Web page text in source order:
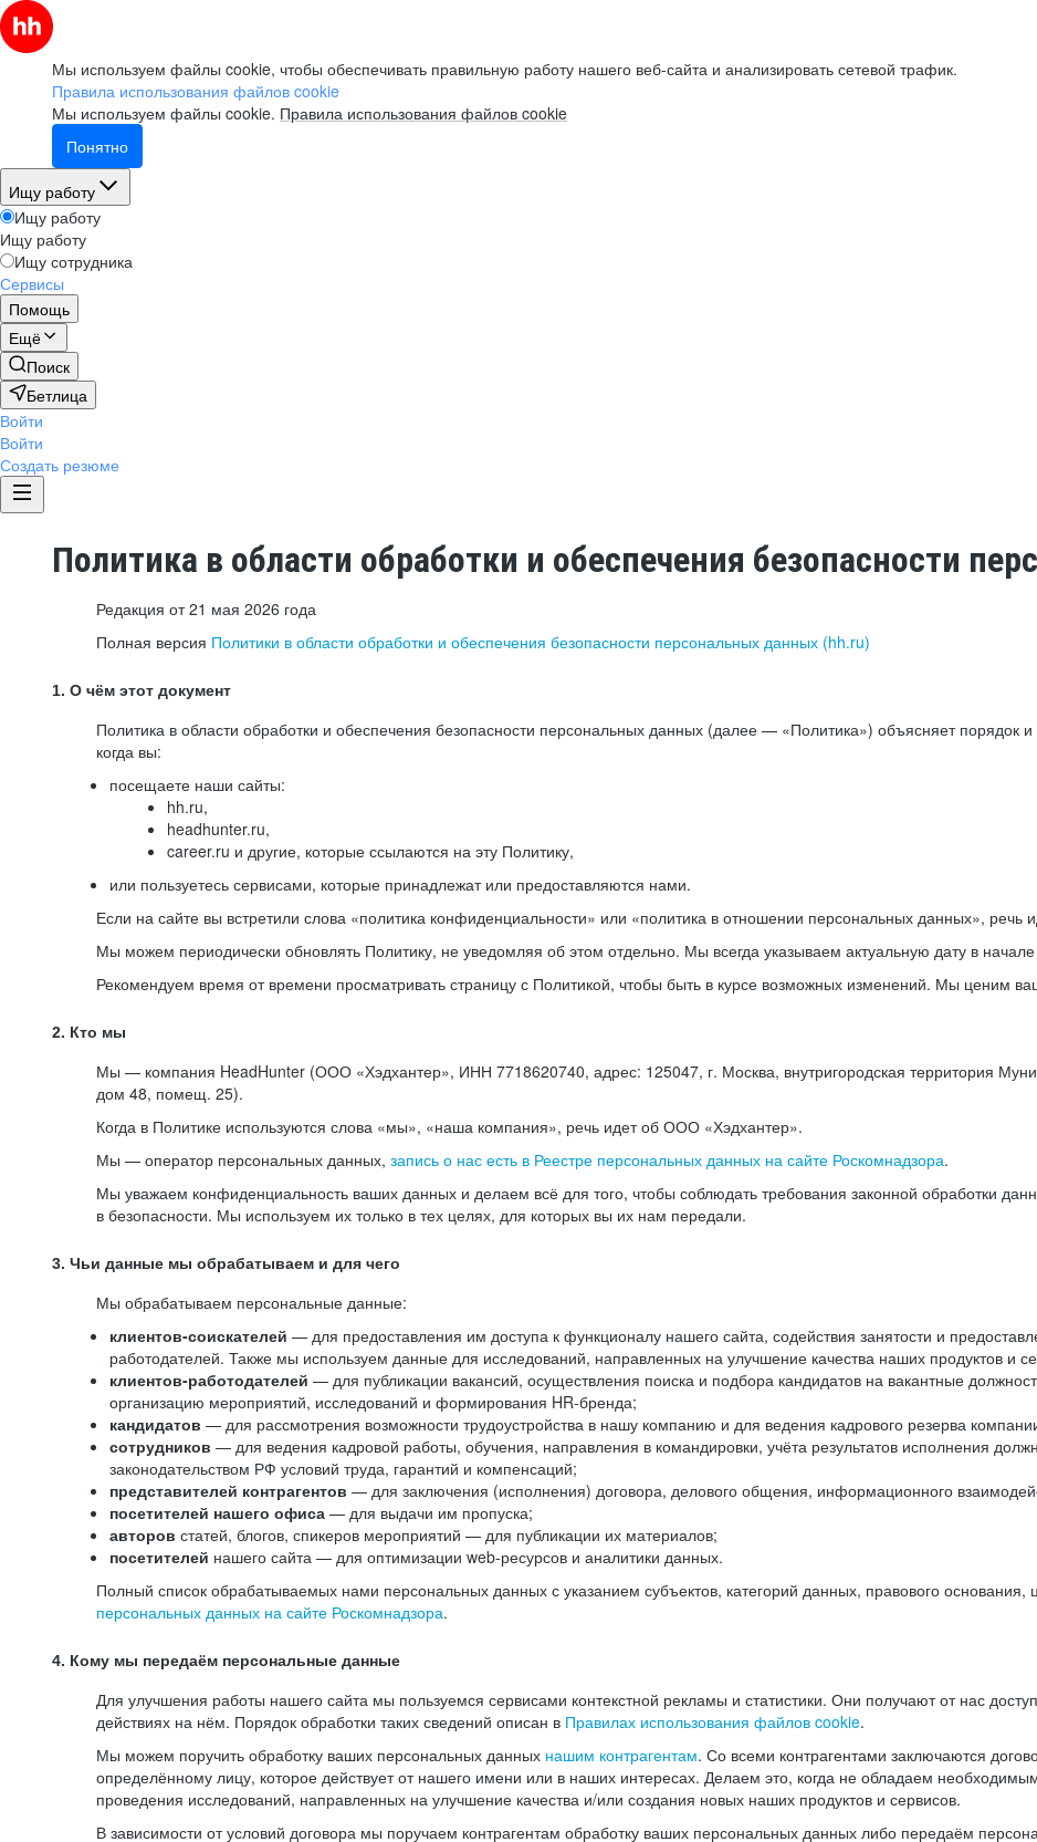
Мы используем файлы cookie, чтобы обеспечивать правильную работу нашего веб-сайта и анализировать сетевой трафик.
Правила использования файлов cookie
Мы используем файлы cookie. Правила использования файлов cookie
Понятно
Ищу работу
Ищу работу
Ищу работу
Ищу сотрудника
Сервисы
Помощь
Ещё
Поиск
Бетлица
Войти
Войти
Создать резюме
Политика в области обработки и обеспечения безопасности
Редакция от 21 мая 2026 года
Полная версия Политики в области обработки и обеспечения безопасности персональных данных (hh.ru)
1. О чём этот документ
Политика в области обработки и обеспечения безопасности персональных данных (далее — «Политика») объясняет порядок
когда вы:
посещаете наши сайты:
hh.ru,
headhunter.ru,
career.ru и другие, которые ссылаются на эту Политику,
или пользуетесь сервисами, которые принадлежат или предоставляются нами.
Если на сайте вы встретили слова «политика конфиденциальности» или «политика в отношении персональных данных», речь
Мы можем периодически обновлять Политику, не уведомляя об этом отдельно. Мы всегда указываем актуальную дату в
Рекомендуем время от времени просматривать страницу с Политикой, чтобы быть в курсе возможных изменений. Мы ценим
2. Кто мы
Мы — компания HeadHunter (ООО «Хэдхантер», ИНН 7718620740, адрес: 125047, г. Москва, внутригородская территория
дом 48, помещ. 25).
Когда в Политике используются слова «мы», «наша компания», речь идет об ООО «Хэдхантер».
Мы — оператор персональных данных, запись о нас есть в Реестре персональных данных на сайте Роскомнадзора.
Мы уважаем конфиденциальность ваших данных и делаем всё для того, чтобы соблюдать требования законной обработки
в безопасности. Мы используем их только в тех целях, для которых вы их нам передали.
3. Чьи данные мы обрабатываем и для чего
Мы обрабатываем персональные данные:
клиентов-соискателей — для предоставления им доступа к функционалу нашего сайта, содействия занятости и
работодателей. Также мы используем данные для исследований, направленных на улучшение качества наших продуктов и
клиентов-работодателей — для публикации вакансий, осуществления поиска и подбора кандидатов на вакантные
организацию мероприятий, исследований и формирования HR-бренда;
кандидатов — для рассмотрения возможности трудоустройства в нашу компанию и для ведения кадрового резерва
сотрудников — для ведения кадровой работы, обучения, направления в командировки, учёта результатов исполнения
законодательством РФ условий труда, гарантий и компенсаций;
представителей контрагентов — для заключения (исполнения) договора, делового общения, информационного
посетителей нашего офиса — для выдачи им пропуска;
авторов статей, блогов, спикеров мероприятий — для публикации их материалов;
посетителей нашего сайта — для оптимизации web-ресурсов и аналитики данных.
Полный список обрабатываемых нами персональных данных с указанием субъектов, категорий данных, правового
персональных данных на сайте Роскомнадзора.
4. Кому мы передаём персональные данные
Для улучшения работы нашего сайта мы пользуемся сервисами контекстной рекламы и статистики. Они получают от нас
действиях на нём. Порядок обработки таких сведений описан в Правилах использования файлов cookie.
Мы можем поручить обработку ваших персональных данных нашим контрагентам. Со всеми контрагентами заключаются
определённому лицу, которое действует от нашего имени или в наших интересах. Делаем это, когда не обладаем
проведения исследований, направленных на улучшение качества и/или создания новых наших продуктов и сервисов.
В зависимости от условий договора мы поручаем контрагентам обработку ваших персональных данных либо передаём